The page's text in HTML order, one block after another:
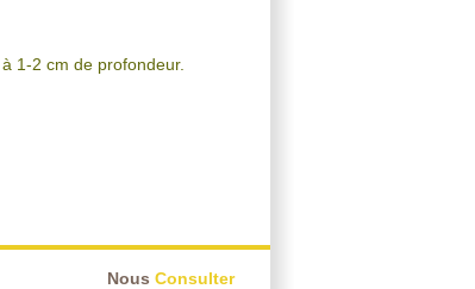
1-2 cm de profondeur.
Nous Consulter